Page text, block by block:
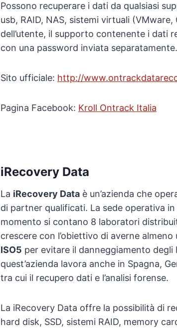
Possono recuperare i dati da qualsiasi
usb, RAID, NAS, sistemi virtuali
dell’utente, il supporto contenente i dati
con una password inviata separatamente.
Sito ufficiale: http://
Pagina Facebook: Kroll Ontrack Italia
iRecovery Data
La iRecovery Dataè un’azienda che
di partner qualificati. La sede operativa
momento si contano 8 laboratori
crescere con l’obiettivo di averne
ISO5 per evitare il danneggiamento
quest’azienda lavora anche in Spagna,
tra cui il recupero dati e l’analisi forense.
La iRecovery Data offre la possibilità di
hard disk, SSD, sistemi RAID, memory